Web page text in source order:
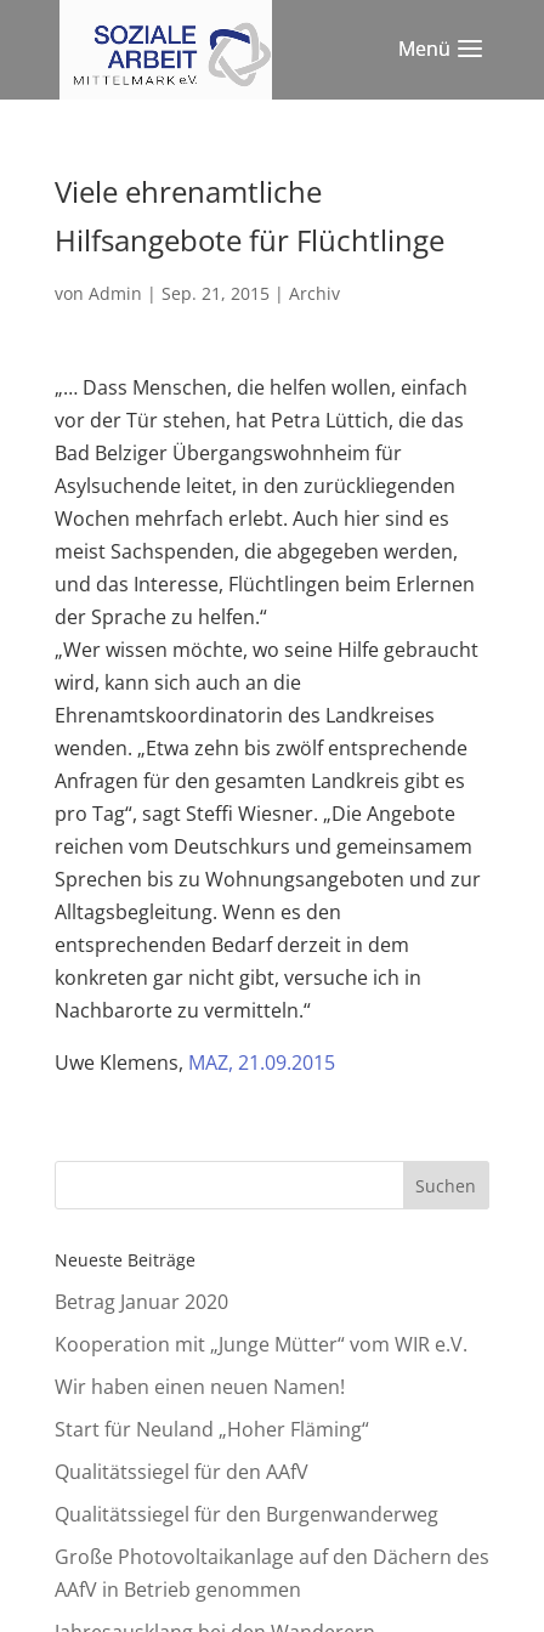
Viele ehrenamtliche
Hilfsangebote für Flüchtlinge
von Admin | Sep. 21, 2015| Archiv
„… Dass Menschen, die helfen wollen, einfach
vor der Tür stehen, hat Petra Lüttich, die das
Bad Belziger Übergangswohnheim für
Asylsuchende leitet, in den zurückliegenden
Wochen mehrfach erlebt. Auch hier sind es
meist Sachspenden, die abgegeben werden,
und das Interesse, Flüchtlingen beim Erlernen
der Sprache zu helfen.“
„Wer wissen möchte, wo seine Hilfe gebraucht
wird, kann sich auch an die
Ehrenamtskoordinatorin des Landkreises
wenden. „Etwa zehn bis zwölf entsprechende
Anfragen für den gesamten Landkreis gibt es
pro Tag“, sagt Steffi Wiesner. „Die Angebote
reichen vom Deutschkurs und gemeinsamem
Sprechen bis zu Wohnungsangeboten und zur
Alltagsbegleitung. Wenn es den
entsprechenden Bedarf derzeit in dem
konkreten gar nicht gibt, versuche ich in
Nachbarorte zu vermitteln.“
Uwe Klemens, MAZ, 21.09.2015
Neueste Beiträge
Betrag Januar 2020
Kooperation mit „Junge Mütter“ vom WIR e.V.
Wir haben einen neuen Namen!
Start für Neuland „Hoher Fläming“
Qualitätssiegel für den AAfV
Qualitätssiegel für den Burgenwanderweg
Große Photovoltaikanlage auf den Dächern des
AAfV in Betrieb genommen